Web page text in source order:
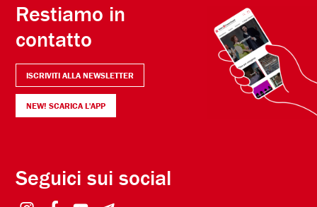
Restiamo in
contatto
ISCRIVITI ALLA NEWSLETTER
NEW! SCARICA L'APP
Seguici sui social